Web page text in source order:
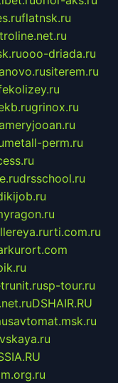
flatnsk.ru
ooo-driada.ru
siterem.ru
grinox.ru
metall-perm.ru
drsschool.ru
rti.com.ru
sp-tour.ru
DSHAIR.RU